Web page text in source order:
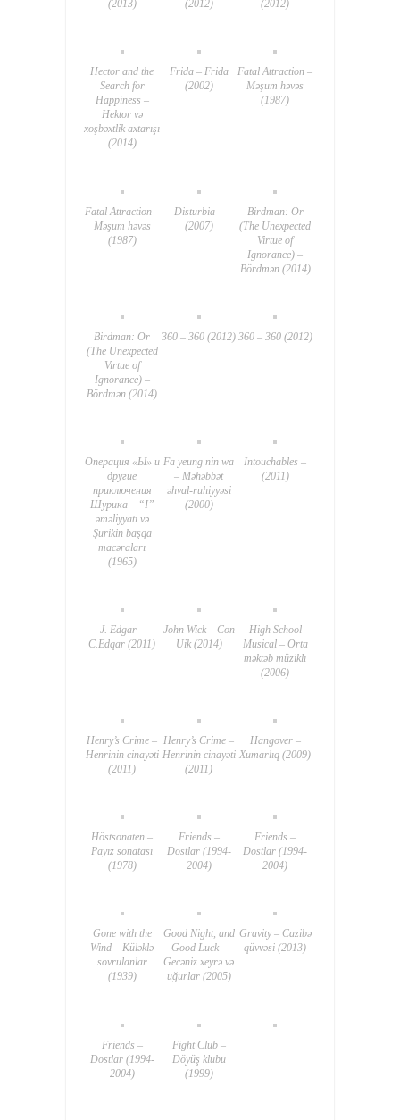
(2013) (2012) (2012)
Hector and the
Search for
Happiness –
Hektor və
xoşbəxtlik axtarışı
(2014)
Frida – Frida
(2002)
Fatal Attraction –
Məşum həvəs
(1987)
Fatal Attraction –
Məşum həvəs
(1987)
Disturbia –
(2007)
Birdman: Or
(The Unexpected
Virtue of
Ignorance) –
Bördmən (2014)
Birdman: Or
(The Unexpected
Virtue of
Ignorance) –
Bördmən (2014)
360 – 360 (2012) 360 – 360 (2012)
Операция «Ы» и
другие
приключения
Шурика – “I”
əməliyyatı və
Şurikin başqa
macəraları
(1965)
Fa yeung nin wa
– Məhəbbət
əhval-ruhiyyəsi
(2000)
Intouchables –
(2011)
J. Edgar –
C.Edqar (2011)
John Wick – Con
Uik (2014)
High School
Musical – Orta
məktəb müziklı
(2006)
Henry’s Crime –
Henrinin cinayəti
(2011)
Henry’s Crime –
Henrinin cinayəti
(2011)
Hangover –
Xumarlıq (2009)
Höstsonaten –
Payız sonatası
(1978)
Friends –
Dostlar (1994-
2004)
Friends –
Dostlar (1994-
2004)
Gone with the
Wind – Küləklə
sovrulanlar
(1939)
Good Night, and
Good Luck –
Gecəniz xeyrə və
uğurlar (2005)
Gravity – Cazibə
qüvvəsi (2013)
Friends –
Dostlar (1994-
2004)
Fight Club –
Döyüş klubu
(1999)